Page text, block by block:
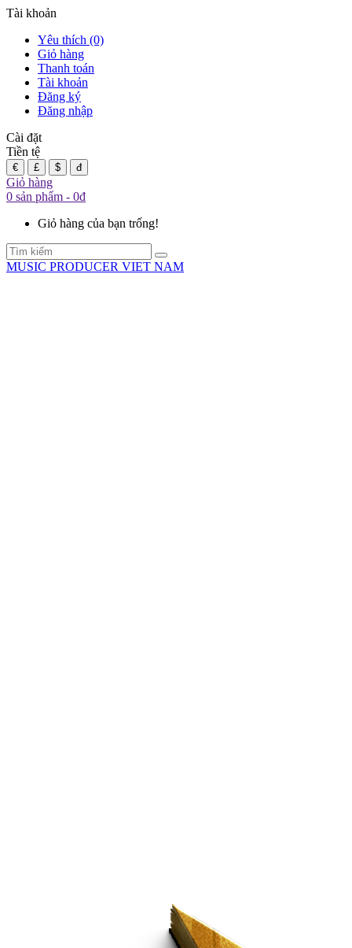
Tài khoản
Yêu thích (0)
Giỏ hàng
Thanh toán
Tài khoản
Đăng ký
Đăng nhập
Cài đặt
Tiền tệ
€ £ $ đ
Giỏ hàng
0 sản phẩm - 0đ
Giỏ hàng của bạn trống!
MUSIC PRODUCER VIET NAM